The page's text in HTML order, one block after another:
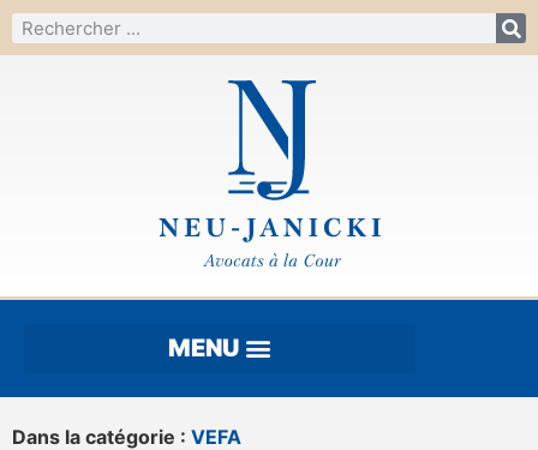
Dans la catégorie : VEFA